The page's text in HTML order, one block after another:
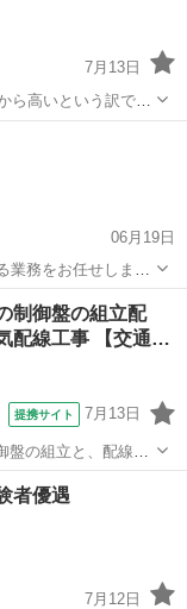
7月13日
ら高いという訳では
スキルを評価し、高
06月19日
業務をお任せしま
、現場の安全、工
工管理業務 ・クラ
制御盤の組立配
配線工事 【交通…
提携サイト 7月13日
の組立と、配線作
完成した制御盤と機
ルブなどの電気工
者優遇
7月12日